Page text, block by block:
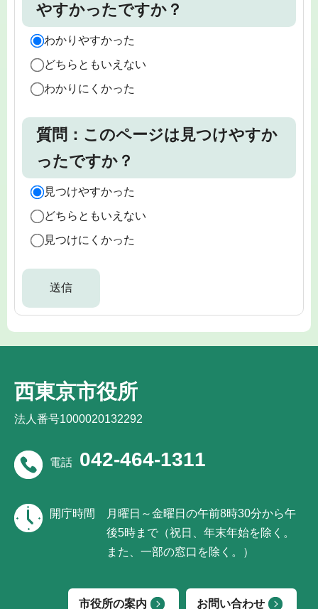
やすかったですか？
わかりやすかった
どちらともいえない
わかりにくかった
質問：このページは見つけやすか
ったですか？
見つけやすかった
どちらともいえない
見つけにくかった
西東京市役所
法人番号1000020132292
電話 042-464-1311
開庁時間
月曜日～金曜日の午前8時30分から午
後5時まで（祝日、年末年始を除く。
また、一部の窓口を除く。）
市役所の案内 お問い合わせ